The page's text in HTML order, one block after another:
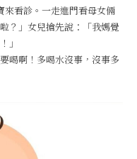
來看診。一走進門看母女倆
？」女兒搶先說：「我媽覺
」
喝啊！多喝水沒事，沒事多